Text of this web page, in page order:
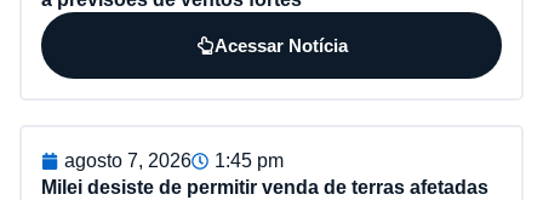
Acessar Notícia
agosto 7, 2026
1:45 pm
Milei desiste de permitir venda de terras afetadas